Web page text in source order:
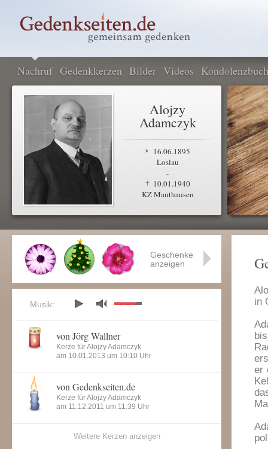
Nachruf Gedenkkerzen Bilder Videos Kondolenzbuch
Alojzy
Adamczyk
16.06.1895
Loslau
-
10.01.1940
KZ Mauthausen
in
er
Geschenke
anzeigen
Musik:
von Jörg Wallner
Kerze für Alojzy Adamczyk
am 10.01.2013 um 10:10 Uhr
von Gedenkseiten.de
Kerze für Alojzy Adamczyk
am 11.12.2011 um 11:39 Uhr
Weitere Kerzen anzeigen